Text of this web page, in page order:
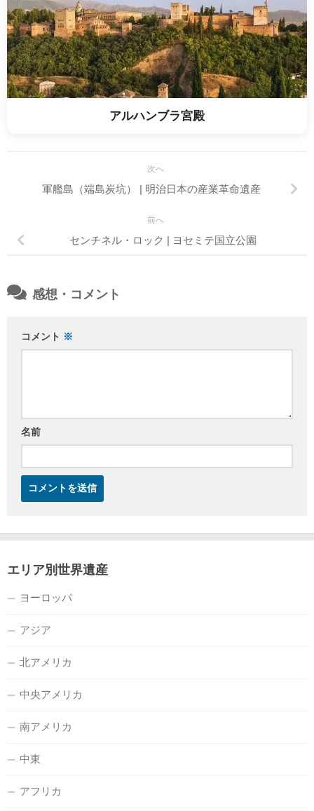
アルハンブラ宮殿
次へ
軍艦島（端島炭坑） | 明治日本の産業革命遺産
前へ
センチネル・ロック | ヨセミテ国立公園
感想・コメント
コメント ※
名前
エリア別世界遺産
ヨーロッパ
アジア
北アメリカ
中央アメリカ
南アメリカ
中東
アフリカ